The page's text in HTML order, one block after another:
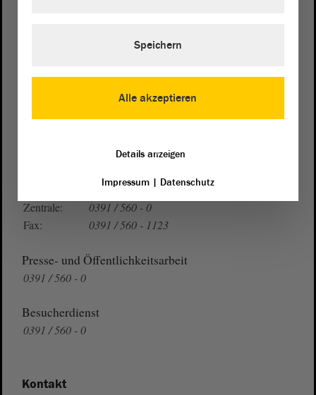
von Sachsen-Anhalt
Auf Google Maps
Telefon und Fax
Zentrale:
0391 / 560 - 0
Fax:
0391 / 560 - 1123
Presse- und Öffentlichkeitsarbeit
0391 / 560 - 0
Besucherdienst
0391 / 560 - 0
Kontakt
Alle akzeptieren
Speichern
Details anzeigen
Impressum| Datenschutz